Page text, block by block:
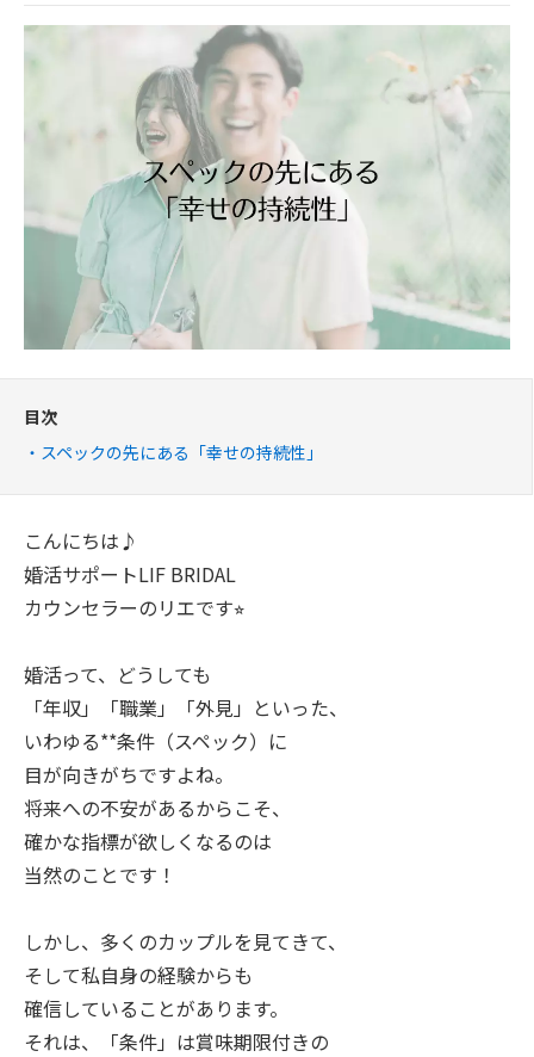
目次
スペックの先にある「幸せの持続性」
こんにちは♪
婚活サポートLIF BRIDAL
カウンセラーのリエです⭐︎
婚活って、どうしても
「年収」「職業」「外見」といった、
いわゆる**条件（スペック）に
目が向きがちですよね。
将来への不安があるからこそ、
確かな指標が欲しくなるのは
当然のことです！
しかし、多くのカップルを見てきて、
そして私自身の経験からも
確信していることがあります。
それは、「条件」は賞味期限付きの